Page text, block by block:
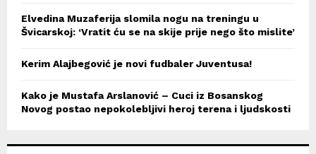
Elvedina Muzaferija slomila nogu na treningu u
Švicarskoj: ‘Vratit ću se na skije prije nego što mislite’
Kerim Alajbegović je novi fudbaler Juventusa!
Kako je Mustafa Arslanović – Cuci iz Bosanskog
Novog postao nepokolebljivi heroj terena i ljudskosti